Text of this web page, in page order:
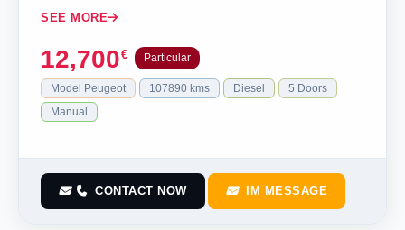
SEE MORE
12,700€ Particular
Model Peugeot 107890 kms Diesel
5 Doors
Manual
CONTACT NOW IM MESSAGE